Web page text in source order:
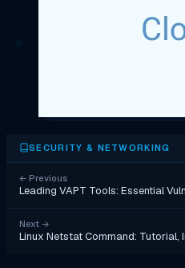
SECURITY & NETWORKING
← Previous
Leading VAPT Tools: Essential
Next →
Linux Netstat Command: Tutorial,